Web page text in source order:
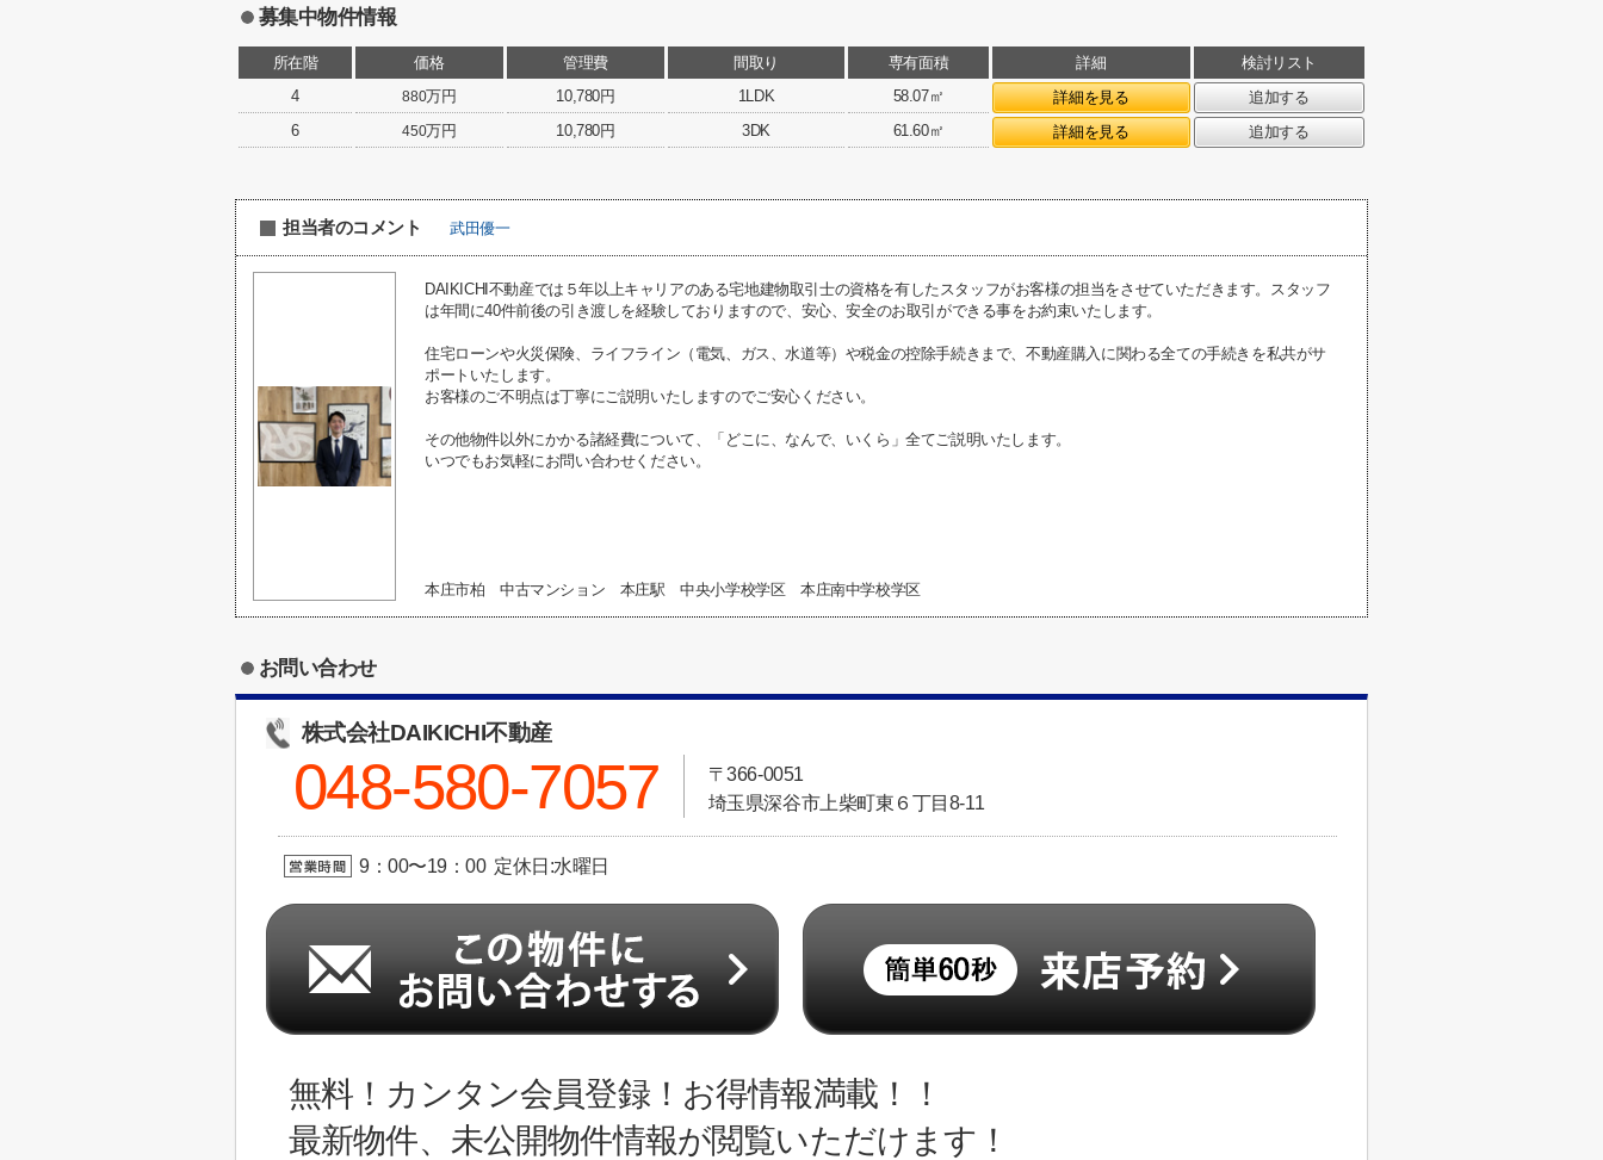
募集中物件情報
所在階 価格 管理費 間取り 専有面積 詳細
検討リスト
4
880万円 10,780円 1LDK 58.07㎡ 詳細を見る
追加する
6
450万円 10,780円 3DK 61.60㎡ 詳細を見る 追加する
担当者のコメント 武田優一
DAIKICHI不動産では５年以上キャリアのある宅地建物取引士の資格を有したスタッフがお客様の担当をさせていただきます。スタッフ
は年間に40件前後の引き渡しを経験しておりますので、安心、安全のお取引ができる事をお約束いたします。
住宅ローンや火災保険、ライフライン（電気、ガス、水道等）や税金の控除手続きまで、不動産購入に関わる全ての手続きを私共がサ
ポートいたします。
お客様のご不明点は丁寧にご説明いたしますのでご安心ください。
その他物件以外にかかる諸経費について、「どこに、なんで、いくら」全てご説明いたします。
いつでもお気軽にお問い合わせください。
本庄市柏 中古マンション 本庄駅 中央小学校学区 本庄南中学校学区
お問い合わせ
株式会社DAIKICHI不動産
048-580-7057
〒366-0051
埼玉県深谷市上柴町東６丁目8-11
9：00〜19：00 定休日:水曜日
無料！カンタン会員登録！お得情報満載！！
最新物件、未公開物件情報が閲覧いただけます！